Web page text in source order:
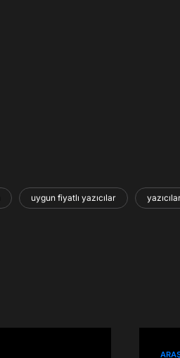
uygun fiyatlı yazıcılar